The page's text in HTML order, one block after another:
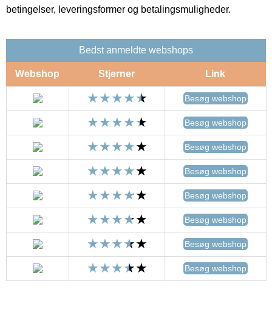
betingelser, leveringsformer og betalingsmuligheder.
Bedst anmeldte webshops
Webshop Stjerner Link
Besøg webshop
Besøg webshop
Besøg webshop
Besøg webshop
Besøg webshop
Besøg webshop
Besøg webshop
Besøg webshop